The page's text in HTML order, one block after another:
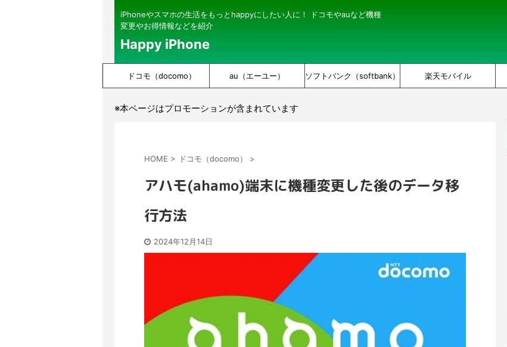
iPhoneやスマホの生活をもっとhappyにしたい人に！ ドコモやauなど機種
変更やお得情報などを紹介
Happy iPhone
ドコモ（docomo） au（エーユー） ソフトバンク（softbank） 楽天モバイル
※本ページはプロモーションが含まれています
HOME > ドコモ（docomo） >
アハモ(ahamo)端末に機種変更した後のデータ移
行方法
2024年12月14日